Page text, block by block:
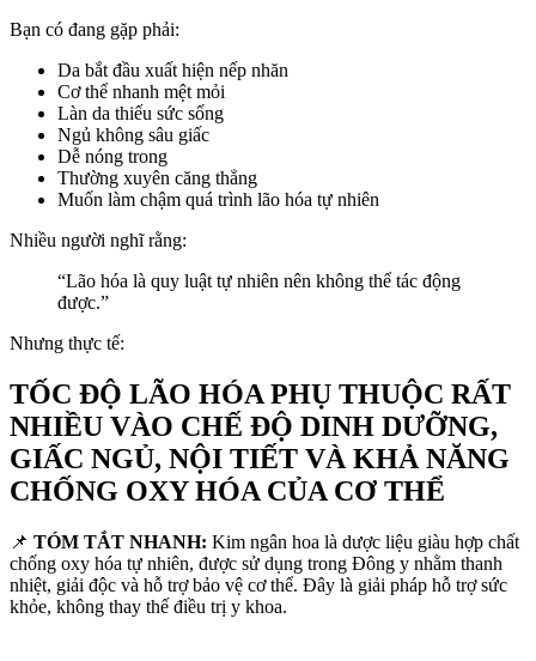
Bạn có đang gặp phải:
Da bắt đầu xuất hiện nếp nhăn
Cơ thể nhanh mệt mỏi
Làn da thiếu sức sống
Ngủ không sâu giấc
Dễ nóng trong
Thường xuyên căng thẳng
Muốn làm chậm quá trình lão hóa tự nhiên
Nhiều người nghĩ rằng:
“Lão hóa là quy luật tự nhiên nên không thể tác động
được.”
Nhưng thực tế:
TỐC ĐỘ LÃO HÓA PHỤ THUỘC RẤT
NHIỀU VÀO CHẾ ĐỘ DINH DƯỠNG,
GIẤC NGỦ, NỘI TIẾT VÀ KHẢ NĂNG
CHỐNG OXY HÓA CỦA CƠ THỂ
📌 TÓM TẮT NHANH: Kim ngân hoa là dược liệu giàu hợp chất
chống oxy hóa tự nhiên, được sử dụng trong Đông y nhằm thanh
nhiệt, giải độc và hỗ trợ bảo vệ cơ thể. Đây là giải pháp hỗ trợ sức
khỏe, không thay thế điều trị y khoa.